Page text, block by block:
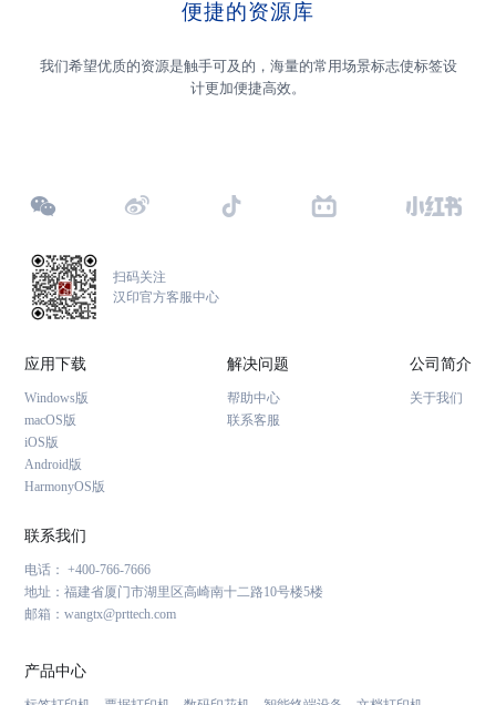
便捷的资源库
我们希望优质的资源是触手可及的，海量的常用场景标志使标签设
计更加便捷高效。
扫码关注
汉印官方客服中心
应用下载
Windows版
macOS版
iOS版
Android版
HarmonyOS版
解决问题
帮助中心
联系客服
公司简介
关于我们
联系我们
电话： +400-766-7666
地址：福建省厦门市湖里区高崎南十二路10号楼5楼
邮箱：wangtx@prttech.com
产品中心